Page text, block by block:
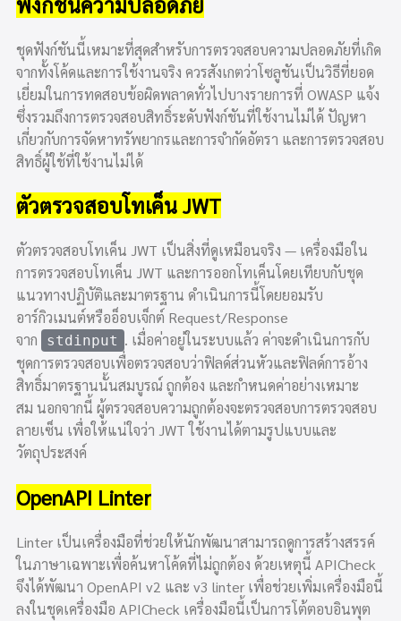
ชุดฟังก์ชันนี้เหมาะที่สุดสำหรับการตรวจสอบความปลอดภัยที่เกิด
จากทั้งโค้ดและการใช้งานจริง ควรสังเกตว่าโซลูชันเป็นวิธีที่ยอด
เยี่ยมในการทดสอบข้อผิดพลาดทั่วไปบางรายการที่ OWASP แจ้ง
ซึ่งรวมถึงการตรวจสอบสิทธิ์ระดับฟังก์ชันที่ใช้งานไม่ได้ ปัญหา
เกี่ยวกับการจัดหาทรัพยากรและการจำกัดอัตรา และการตรวจสอบ
สิทธิ์ผู้ใช้ที่ใช้งานไม่ได้
ตัวตรวจสอบโทเค็น JWT
ตัวตรวจสอบโทเค็น JWT เป็นสิ่งที่ดูเหมือนจริง — เครื่องมือใน
การตรวจสอบโทเค็น JWT และการออกโทเค็นโดยเทียบกับชุด
แนวทางปฏิบัติและมาตรฐาน ดำเนินการนี้โดยยอมรับ
อาร์กิวเมนต์หรืออ็อบเจ็กต์ Request/Response
จาก
stdinput . เมื่อค่าอยู่ในระบบแล้ว ค่าจะดำเนินการกับ
ชุดการตรวจสอบเพื่อตรวจสอบว่าฟิลด์ส่วนหัวและฟิลด์การอ้าง
สิทธิ์มาตรฐานนั้นสมบูรณ์ ถูกต้อง และกำหนดค่าอย่างเหมาะ
สม นอกจากนี้ ผู้ตรวจสอบความถูกต้องจะตรวจสอบการตรวจสอบ
ลายเซ็น เพื่อให้แน่ใจว่า JWT ใช้งานได้ตามรูปแบบและ
วัตถุประสงค์
OpenAPI Linter
Linter เป็นเครื่องมือที่ช่วยให้นักพัฒนาสามารถดูการสร้างสรรค์
ในภาษาเฉพาะเพื่อค้นหาโค้ดที่ไม่ถูกต้อง ด้วยเหตุนี้ APICheck
จึงได้พัฒนา OpenAPI v2 และ v3 linter เพื่อช่วยเพิ่มเครื่องมือนี้
ลงในชุดเครื่องมือ APICheck เครื่องมือนี้เป็นการโต้ตอบอินพุต